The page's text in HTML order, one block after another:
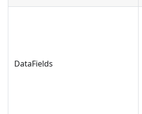
DataFields